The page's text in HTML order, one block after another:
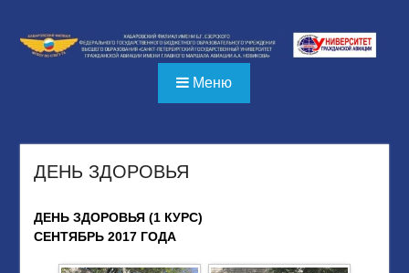
содержимому
Меню
ДЕНЬ ЗДОРОВЬЯ
ДЕНЬ ЗДОРОВЬЯ (1 КУРС)
СЕНТЯБРЬ 2017 ГОДА